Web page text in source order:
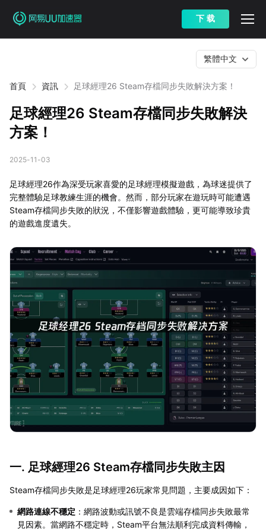
下 载
首頁 資訊 足球經理26 Steam存檔同步失敗解決方案！
繁體中文
足球經理26 Steam存檔同步失敗解決
方案！
2025-11-03
足球經理26作為深受玩家喜愛的足球經理模擬遊戲，為球迷提供了
完整體驗足球教練生涯的機會。然而，部分玩家在遊玩時可能遭遇
Steam存檔同步失敗的狀況，不僅影響遊戲體驗，更可能導致珍貴
的遊戲進度遺失。
一. 足球經理26 Steam存檔同步失敗主因
Steam存檔同步失敗是足球經理26玩家常見問題，主要成因如下：
網路連線不穩定 ：網路波動或訊號不良是雲端存檔同步失敗最常
見因素。當網路不穩定時，Steam平台無法順利完成資料傳輸，